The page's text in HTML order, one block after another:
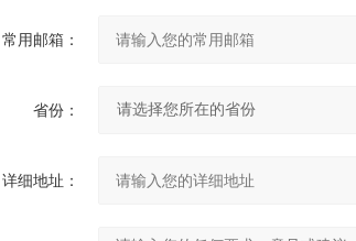
常用邮箱：
省份：
详细地址：